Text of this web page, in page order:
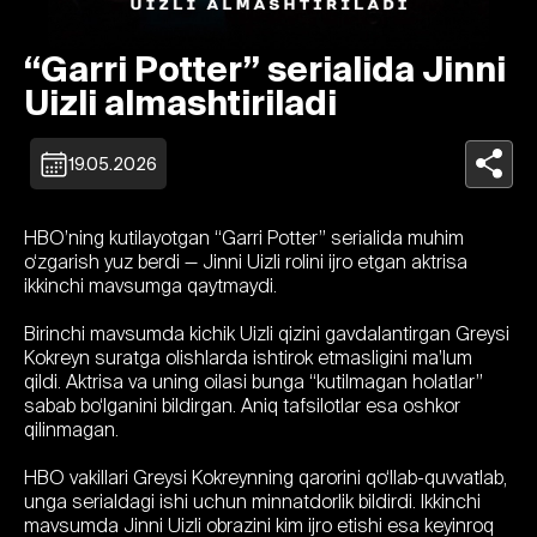
“Garri Potter” serialida Jinni
Uizli almashtiriladi
19.05.2026
HBO’ning kutilayotgan “Garri Potter” serialida muhim
o‘zgarish yuz berdi — Jinni Uizli rolini ijro etgan aktrisa
ikkinchi mavsumga qaytmaydi.
Birinchi mavsumda kichik Uizli qizini gavdalantirgan Greysi
Kokreyn suratga olishlarda ishtirok etmasligini ma’lum
qildi. Aktrisa va uning oilasi bunga “kutilmagan holatlar”
sabab bo‘lganini bildirgan. Aniq tafsilotlar esa oshkor
qilinmagan.
HBO vakillari Greysi Kokreynning qarorini qo‘llab-quvvatlab,
unga serialdagi ishi uchun minnatdorlik bildirdi. Ikkinchi
mavsumda Jinni Uizli obrazini kim ijro etishi esa keyinroq